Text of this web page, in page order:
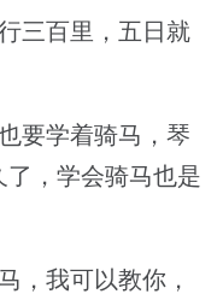
三百里，五日就
要学着骑马，琴
，学会骑马也是
，我可以教你，